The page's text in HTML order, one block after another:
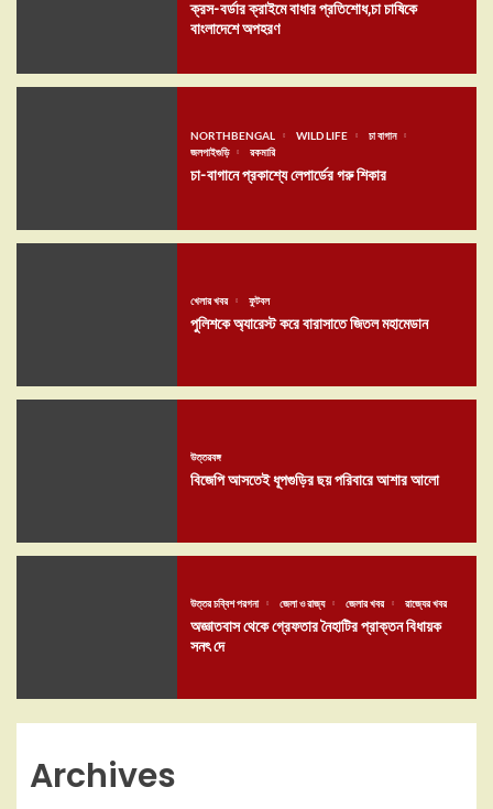
ক্রস-বর্ডার ক্রাইমে বাধার প্রতিশোধ,চা চাষিকে
বাংলাদেশে অপহরণ
NORTHBENGAL WILD LIFE
চা বাগান
জলপাইগুড়ি
রকমারি
চা-বাগানে প্রকাশ্যে লেপার্ডের গরু শিকার
খেলার খবর ফুটবল
পুলিশকে অ্যারেস্ট করে বারাসাতে জিতল মহামেডান
উত্তরবঙ্গ
বিজেপি আসতেই ধূপগুড়ির ছয় পরিবারে আশার আলো
উত্তর চব্বিশ পরগনা জেলা ও রাজ্য জেলার খবর রাজ্যের খবর
অজ্ঞাতবাস থেকে গ্রেফতার নৈহাটির প্রাক্তন বিধায়ক
সনৎ দে
Archives